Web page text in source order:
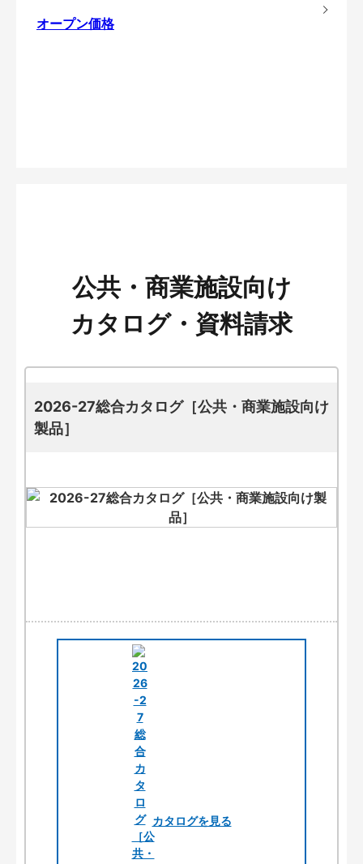
オープン価格
公共・商業施設向け
カタログ・資料請求
2026-27総合カタログ［公共・商業施設向け
製品］
カタログを見る